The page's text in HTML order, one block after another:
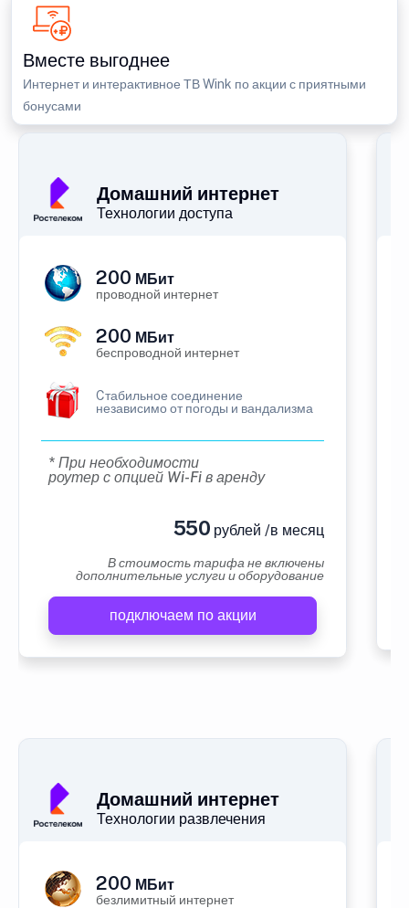
Вместе выгоднее
Интернет и интерактивное ТВ Wink по акции с приятными
бонусами
Домашний интернет
Технологии доступа
200 МБит
проводной интернет
200 МБит
беспроводной интернет
Cтабильное соединение
независимо от погоды и вандализма
* При необходимости
роутер с опцией Wi-Fi в аренду
550 рублей /в месяц
В стоимость тарифа не включены
дополнительные услуги и оборудование
подключаем по акции
Домашний интернет
Технологии развлечения
200 МБит
безлимитный интернет